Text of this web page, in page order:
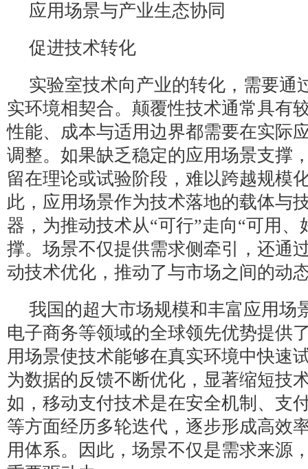
应用场景与产业生态协同
促进技术转化
实验室技术向产业的转化，需要通
实环境相契合。颠覆性技术通常具有
性能、成本与适用边界都需要在实际
调整。如果缺乏稳定的应用场景支撑
留在理论或试验阶段，难以跨越规模
此，应用场景作为技术落地的载体与
器，为推动技术从“可行”走向“可用、
撑。场景不仅提供需求侧牵引，还通
动技术优化，推动了与市场之间的动
我国的超大市场规模和丰富应用场
电子商务等领域的全球领先优势提供
用场景使技术能够在真实环境中快速
为数据的反馈不断优化，显著缩短技
如，移动支付技术是在安全机制、支
等方面经历多轮迭代，逐步形成高效
用体系。因此，场景不仅是需求来源